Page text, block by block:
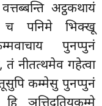
अट्ठकथायं
च पनिमे भिक्खू
पुनप्पुनं
तं नीतत्थमेव गहेत्वा
कम्मेसु पुनप्पुनं